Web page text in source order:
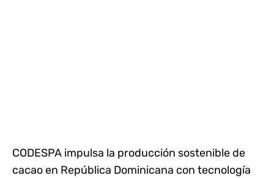
CODESPA impulsa la producción sostenible de
cacao en República Dominicana con tecnología